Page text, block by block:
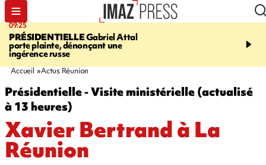
09:25
PRÉSIDENTIELLEGabriel Attal
porte plainte, dénonçant une
ingérence russe
11:43
accident après le virage
Accueil Actus Réunion
Présidentielle - Visite ministérielle (actualisé
à 13 heures)
Xavier Bertrand à La
Réunion